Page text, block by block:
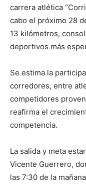
carrera atlética
cabo el próximo 28
13 kilómetros,
deportivos más
Se estima la
corredores, entre
competidores
reafirma el
competencia.
La salida y meta
Vicente Guerrero,
las 7:30 de la